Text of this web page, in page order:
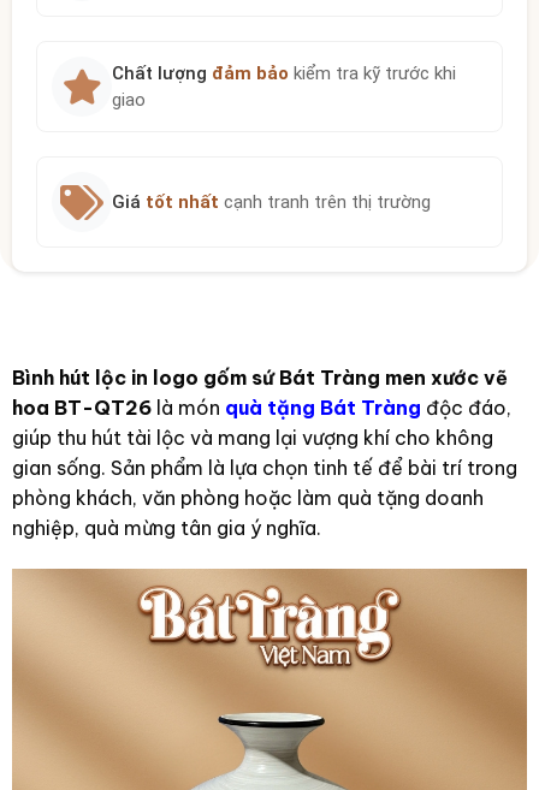
Chất lượng đảm bảo kiểm tra kỹ trước khi
giao
Giá tốt nhất cạnh tranh trên thị trường
Bình hút lộc in logo gốm sứ Bát Tràng men xước vẽ
hoa BT-QT26 là món quà tặng Bát Tràng độc đáo,
giúp thu hút tài lộc và mang lại vượng khí cho không
gian sống. Sản phẩm là lựa chọn tinh tế để bài trí trong
phòng khách, văn phòng hoặc làm quà tặng doanh
nghiệp, quà mừng tân gia ý nghĩa.